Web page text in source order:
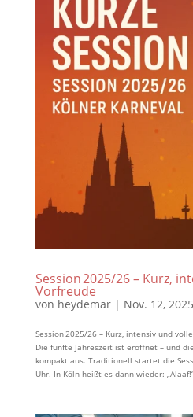
Session 2025/26 – Kurz,
Vorfreude
von heydemar| Nov. 12, 2025
Session 2025/26 – Kurz, intensiv und
Die fünfte Jahreszeit ist eröffnet – und
kompakt aus. Traditionell startet die
Uhr. In Köln heißt es dann wieder: